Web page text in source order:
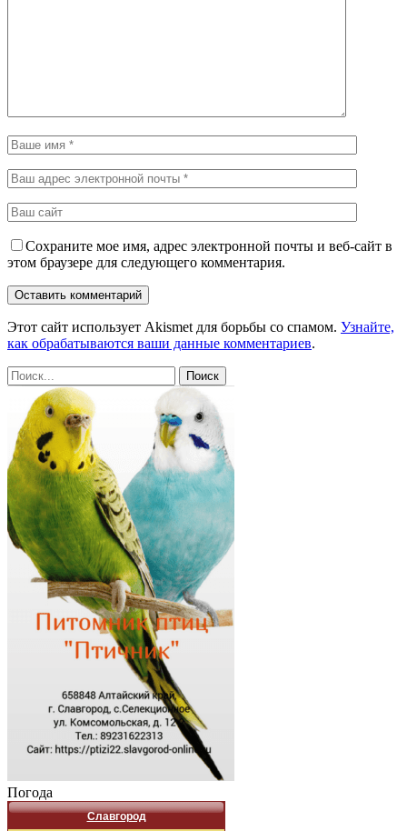
Сохраните мое имя, адрес электронной почты и веб-сайт в
этом браузере для следующего комментария.
Этот сайт использует Akismet для борьбы со спамом. Узнайте,
как обрабатываются ваши данные комментариев.
Погода
Славгород